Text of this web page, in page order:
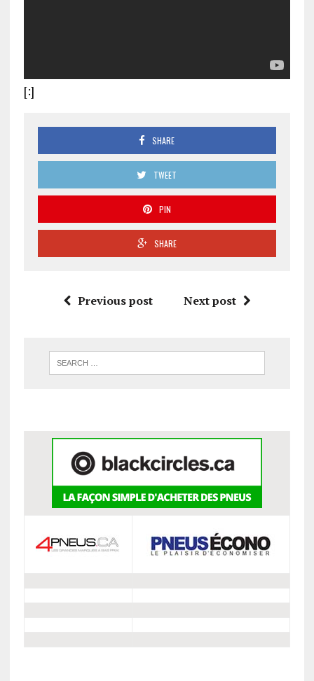
[:]
SHARE
TWEET
PIN
SHARE
Previous post Next post